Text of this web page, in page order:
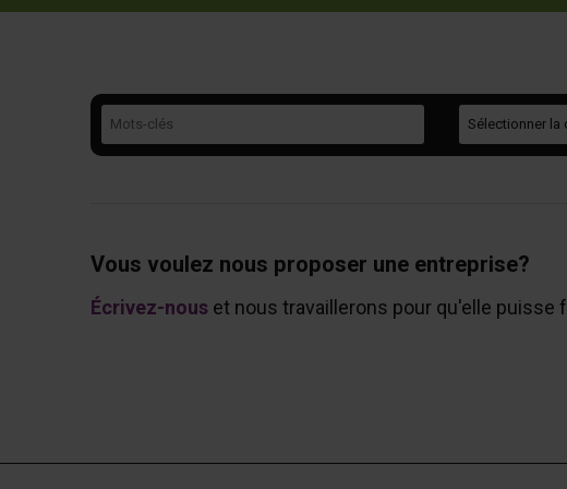
Vous voulez nous proposer une entreprise?
Écrivez-nouset nous travaillerons pour qu'elle puisse